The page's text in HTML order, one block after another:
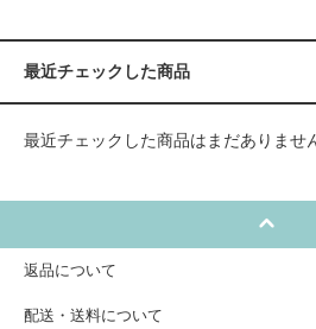
最近チェックした商品
最近チェックした商品はまだありませ
返品について
配送・送料について